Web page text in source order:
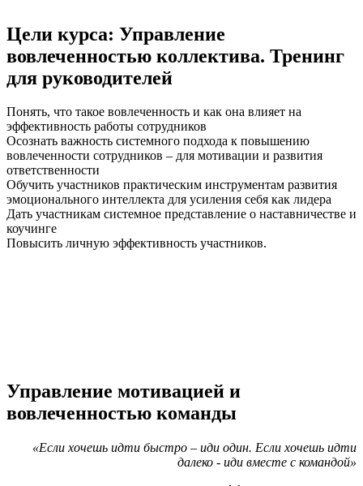
Цели курса: Управление
вовлеченностью коллектива. Тренинг
для руководителей
Понять, что такое вовлеченность и как она влияет на
эффективность работы сотрудников
Осознать важность системного подхода к повышению
вовлеченности сотрудников – для мотивации и развития
ответственности
Обучить участников практическим инструментам развития
эмоционального интеллекта для усиления себя как лидера
Дать участникам системное представление о наставничестве и
коучинге
Повысить личную эффективность участников.
Управление мотивацией и
вовлеченностью команды
«Если хочешь идти быстро – иди один. Если хочешь идти
далеко - иди вместе с командой»